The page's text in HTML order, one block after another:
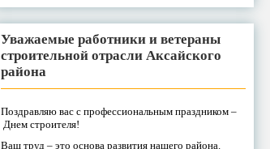
Уважаемые работники и ветераны
строительной отрасли Аксайского
района
Поздравляю вас с профессиональным праздником –
Днем строителя!
Ваш труд – это основа развития нашего района.